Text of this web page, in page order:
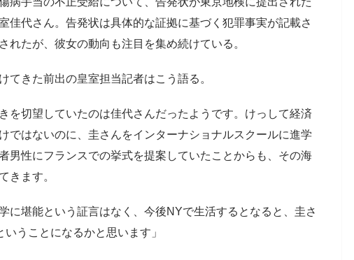
佳代さん。告発状は具体的な証拠に基づく犯罪事実が記載さ
れたが、彼女の動向も注目を集め続けている。
てきた前出の皇室担当記者はこう語る。
を切望していたのは佳代さんだったようです。けっして経済
ではないのに、圭さんをインターナショナルスクールに進学
男性にフランスでの挙式を提案していたことからも、その海
きます。
に堪能という証言はなく、今後NYで生活するとなると、圭さ
いうことになるかと思います」